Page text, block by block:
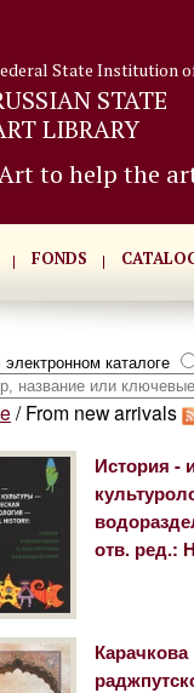
State Institution
STATE
LIBRARY
to help the
FONDS
электронном каталоге
/ From new arrivals
История -
отв. ред.: